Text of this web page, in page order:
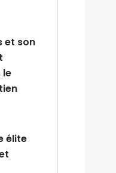
et son
le
élite